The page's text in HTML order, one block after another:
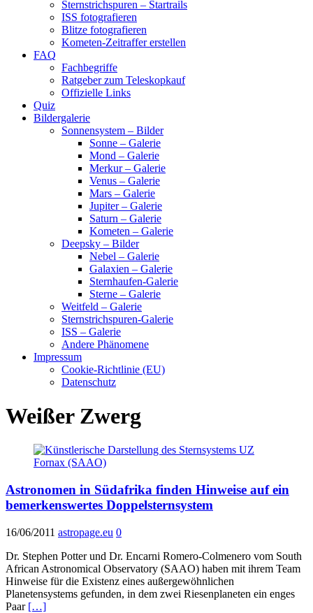
Sternstrichspuren – Startrails
ISS fotografieren
Blitze fotografieren
Kometen-Zeitraffer erstellen
FAQ
Fachbegriffe
Ratgeber zum Teleskopkauf
Offizielle Links
Quiz
Bildergalerie
Sonnensystem – Bilder
Sonne – Galerie
Mond – Galerie
Merkur – Galerie
Venus – Galerie
Mars – Galerie
Jupiter – Galerie
Saturn – Galerie
Kometen – Galerie
Deepsky – Bilder
Nebel – Galerie
Galaxien – Galerie
Sternhaufen-Galerie
Sterne – Galerie
Weitfeld – Galerie
Sternstrichspuren-Galerie
ISS – Galerie
Andere Phänomene
Impressum
Cookie-Richtlinie (EU)
Datenschutz
Weißer Zwerg
Astronomen in Südafrika finden Hinweise auf ein
bemerkenswertes Doppelsternsystem
16/06/2011 astropage.eu 0
Dr. Stephen Potter und Dr. Encarni Romero-Colmenero vom South
African Astronomical Observatory (SAAO) haben mit ihrem Team
Hinweise für die Existenz eines außergewöhnlichen
Planetensystems gefunden, in dem zwei Riesenplaneten ein enges
Paar […]